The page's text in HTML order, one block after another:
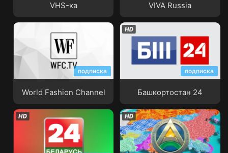
VHS-ка VIVA Russia
подписка
World Fashion Channel
World Fashion Channel
подписка
Башкортостан 24